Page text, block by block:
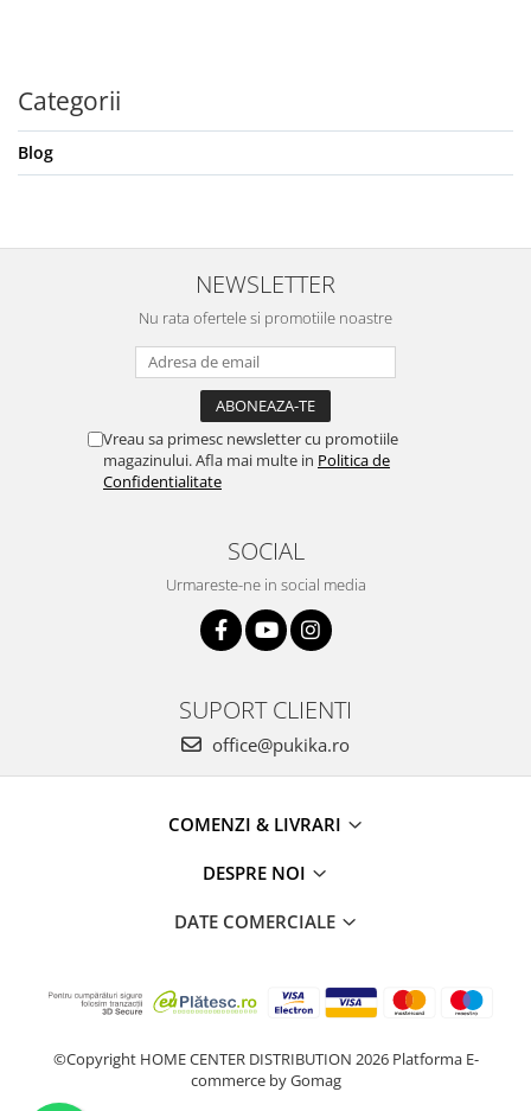
Categorii
Blog
NEWSLETTER
Nu rata ofertele si promotiile noastre
Vreau sa primesc newsletter cu promotiile
magazinului. Afla mai multe in Politica de
Confidentialitate
SOCIAL
Urmareste-ne in social media
SUPORT CLIENTI
office@pukika.ro
COMENZI & LIVRARI
DESPRE NOI
DATE COMERCIALE
©Copyright HOME CENTER DISTRIBUTION 2026 Platforma E-
commerce by Gomag